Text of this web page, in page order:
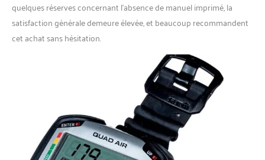
quelques réserves concernant l’absence de manuel imprimé, la
satisfaction générale demeure élevée, et beaucoup recommandent
cet achat sans hésitation.